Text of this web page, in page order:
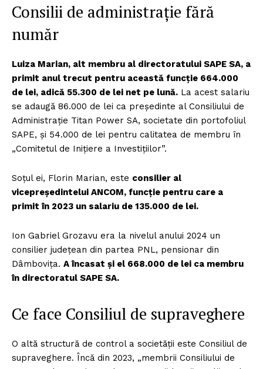
Consilii de administrație fără
număr
Luiza Marian, alt membru al directoratului SAPE SA, a
primit anul trecut pentru această funcție 664.000
de lei, adică 55.300 de lei net pe lună. La acest salariu
se adaugă 86.000 de lei ca președinte al Consiliului de
Administrație Titan Power SA, societate din portofoliul
SAPE, și 54.000 de lei pentru calitatea de membru în
„Comitetul de Inițiere a Investițiilor”.
Soțul ei, Florin Marian, este consilier al
vicepreședintelui ANCOM, funcție pentru care a
primit în 2023 un salariu de 135.000 de lei.
Ion Gabriel Grozavu era la nivelul anului 2024 un
consilier județean din partea PNL, pensionar din
Dâmbovița. A încasat și el 668.000 de lei ca membru
în directoratul SAPE SA.
Ce face Consiliul de supraveghere
O altă structură de control a societății este Consiliul de
supraveghere. Încă din 2023, „membrii Consiliului de